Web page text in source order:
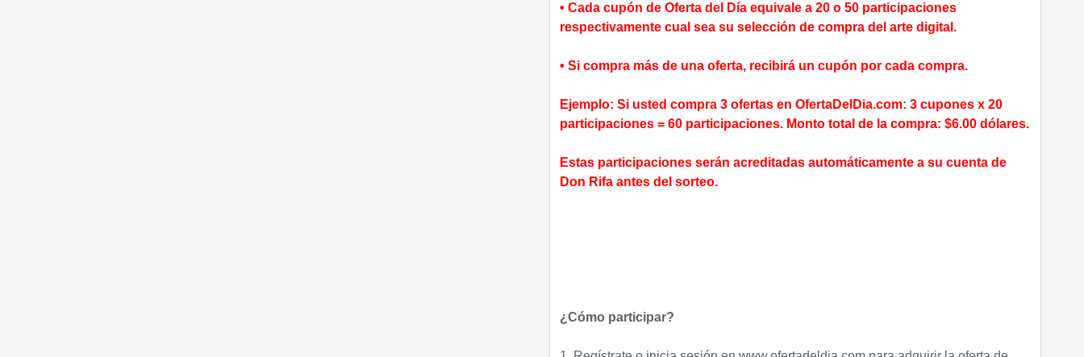
• Cada cupón de Oferta del Día equivale a 20 o 50 participaciones
respectivamente cual sea su selección de compra del arte digital.
• Si compra más de una oferta, recibirá un cupón por cada compra.
Ejemplo: Si usted compra 3 ofertas en OfertaDelDia.com: 3 cupones x 20
participaciones = 60 participaciones. Monto total de la compra: $6.00 dólares.
Estas participaciones serán acreditadas automáticamente a su cuenta de
Don Rifa antes del sorteo.
¿Cómo participar?